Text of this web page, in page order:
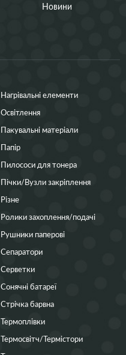
Новини
Нагрівальні елементи
Освітлення
Пакувальні матеріали
Папір
Пилососи для тонера
Пічки/Вузли закріплення
Різне
Ролики захоплення/подачі
Рушники паперові
Сепаратори
Серветки
Сонячні батареї
Стрічка барвна
Термоплівки
Термосвітч/Термістори